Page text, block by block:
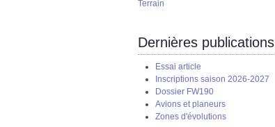
Terrain
Dernières publications
Essai article
Inscriptions saison 2026-2027
Dossier FW190
Avions et planeurs
Zones d'évolutions